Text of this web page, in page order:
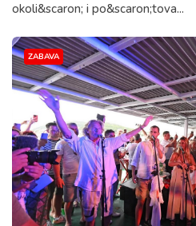
okoli&scaron; i po&scaron;tova...
ZABAVA